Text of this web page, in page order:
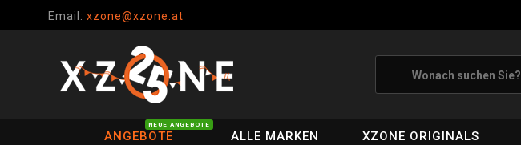
Email: xzone@xzone.at
ANGEBOTE
NEUE ANGEBOTE
ALLE MARKEN XZONE ORIGINALS